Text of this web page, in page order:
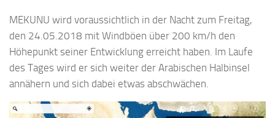
MEKUNU wird voraussichtlich in der Nacht zum Freitag,
den 24.05.2018 mit Windböen über 200 km/h den
Höhepunkt seiner Entwicklung erreicht haben. Im Laufe
des Tages wird er sich weiter der Arabischen Halbinsel
annähern und sich dabei etwas abschwächen.